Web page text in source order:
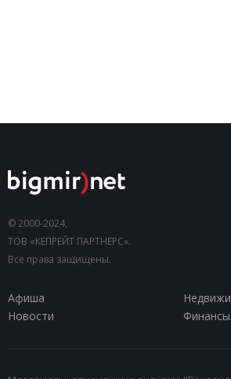
© 2000-2024,
ТОВ «КЕПРЕЙТ ПАРТНЕРС».
Все права защищены.
Афиша
Новости
Финансы